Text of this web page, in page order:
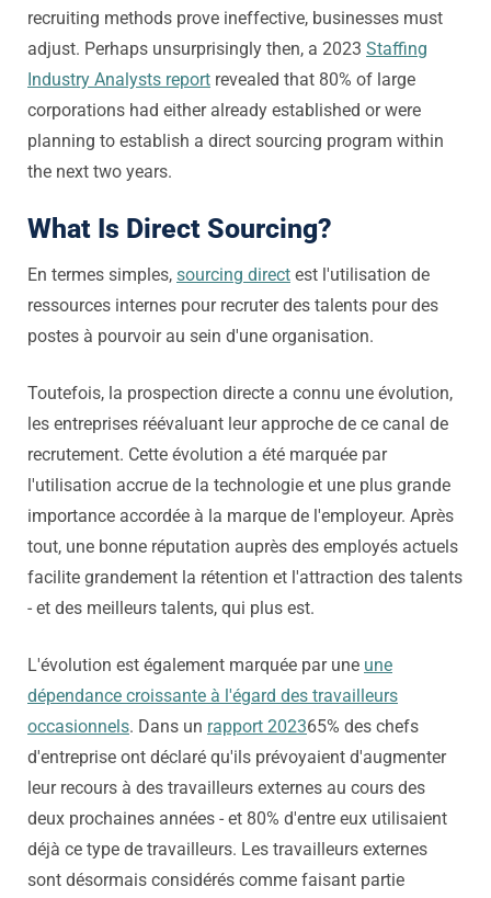
recruiting methods prove ineffective, businesses must
adjust. Perhaps unsurprisingly then, a 2023 Staffing
Industry Analysts report revealed that 80% of large
corporations had either already established or were
planning to establish a direct sourcing program within
the next two years.
What Is Direct Sourcing?
En termes simples, sourcing direct est l'utilisation de
ressources internes pour recruter des talents pour des
postes à pourvoir au sein d'une organisation.
Toutefois, la prospection directe a connu une évolution,
les entreprises réévaluant leur approche de ce canal de
recrutement. Cette évolution a été marquée par
l'utilisation accrue de la technologie et une plus grande
importance accordée à la marque de l'employeur. Après
tout, une bonne réputation auprès des employés actuels
facilite grandement la rétention et l'attraction des talents
- et des meilleurs talents, qui plus est.
L'évolution est également marquée par une une
dépendance croissante à l'égard des travailleurs
occasionnels. Dans un rapport 202365% des chefs
d'entreprise ont déclaré qu'ils prévoyaient d'augmenter
leur recours à des travailleurs externes au cours des
deux prochaines années - et 80% d'entre eux utilisaient
déjà ce type de travailleurs. Les travailleurs externes
sont désormais considérés comme faisant partie